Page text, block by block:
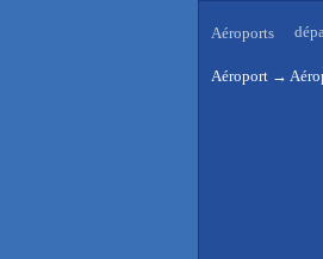
Aéroports
Aéroport →